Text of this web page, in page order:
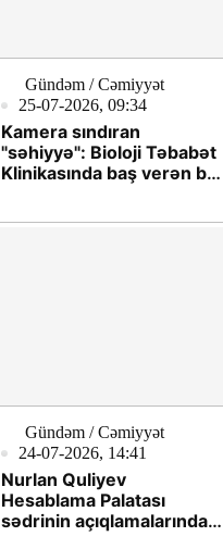
Gündəm / Cəmiyyət
25-07-2026, 09:34
Kamera sındıran
"səhiyyə": Bioloji Təbabət
Klinikasında baş verən bu
Gündəm / Cəmiyyət
24-07-2026, 14:41
Nurlan Quliyev
Hesablama Palatası
sədrinin açıqlamalarından